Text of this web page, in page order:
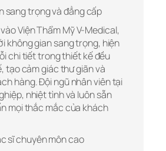
trọng và đẳng cấp
Viện Thẩm Mỹ V-Medical,
không gian sang trọng, hiện
chi tiết trong thiết kế đều
tạo cảm giác thư giãn và
hàng. Đội ngũ nhân viên tại
nhiệt tình và luôn sẵn
mọi thắc mắc của khách
chuyên môn cao